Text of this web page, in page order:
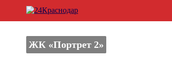
ЖК «Портрет 2»